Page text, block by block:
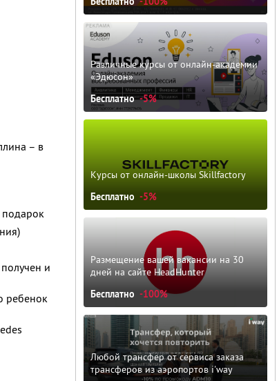
– в
подарок
и
ребенок
Различные курсы от онлайн-академии
«Эдюсон»
Бесплатно -5%
Курсы от онлайн-школы Skillfactory
Бесплатно -5%
Размещение вашей вакансии на 30
дней на сайте HeadHunter
Бесплатно -100%
Любой трансфер от сервиса заказа
трансферов из аэропортов i'way